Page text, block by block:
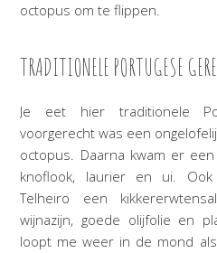
octopus om te flippen.
TRADITIONELE PORTUGESE
Je eet hier traditionele
voorgerecht was een
octopus. Daarna kwam er
knoflook, laurier en ui.
Telheiro een
wijnazijn, goede olijfolie en
loopt me weer in de mond